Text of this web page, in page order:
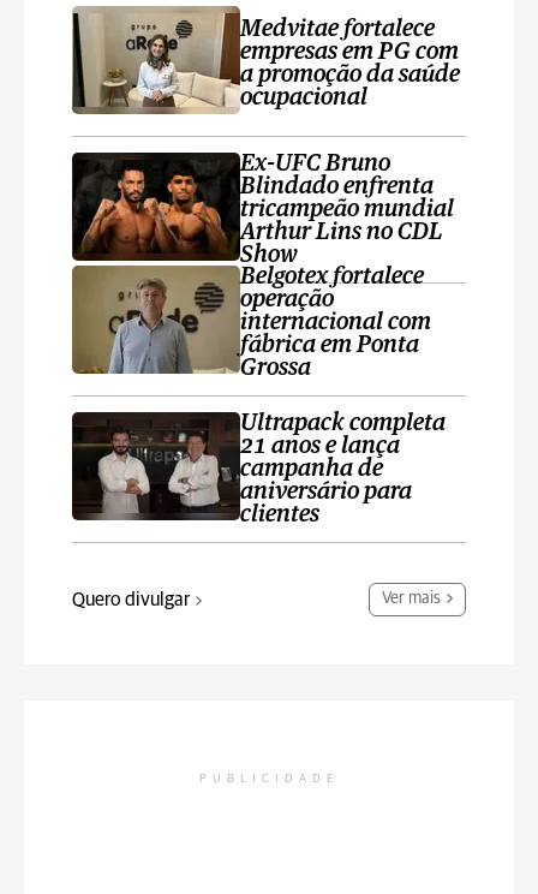
Medvitae fortalece
empresas em PG com
a promoção da saúde
ocupacional
Ex-UFC Bruno
Blindado enfrenta
tricampeão mundial
Arthur Lins no CDL
Show
Belgotex fortalece
operação
internacional com
fábrica em Ponta
Grossa
Ultrapack completa
21 anos e lança
campanha de
aniversário para
clientes
Quero divulgar Ver mais
PUBLICIDADE